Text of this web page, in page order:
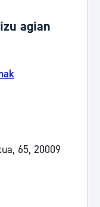
agian
65, 20009